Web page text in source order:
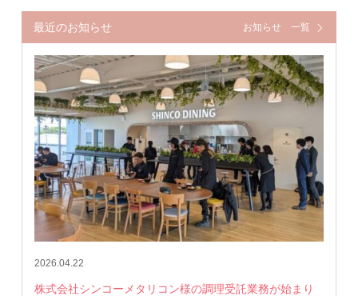
最近のお知らせ お知らせ 一覧
2026.04.22
株式会社シンコーメタリコン様の調理受託業務が始まり